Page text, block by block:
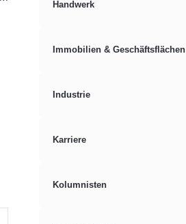
Handwerk
Immobilien & Geschäftsflächen
Industrie
Karriere
Kolumnisten